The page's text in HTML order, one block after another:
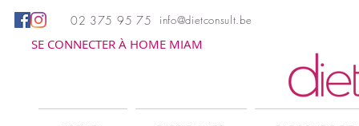
02 375 95 75 info@dietconsult.be
SE CONNECTER À HOME MIAM